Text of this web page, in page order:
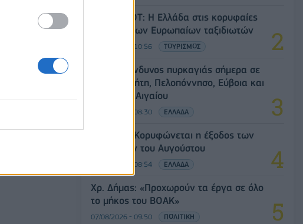
Έρευνα ΕΟΤ: Η Ελλάδα στις κορυφαίες
επιλογές των Ευρωπαίων ταξιδιωτών
07/08/2026 - 10:56 ΤΟΥΡΙΣΜΟΣ
Υψηλός κίνδυνος πυρκαγιάς σήμερα σε
Αττική, Κρήτη, Πελοπόννησο, Εύβοια και
νησιά του Αιγαίου
07/08/2026 - 08:30 ΕΛΛΑΔΑ
Πειραιάς: Κορυφώνεται η έξοδος των
αδειούχων του Αυγούστου
07/08/2026 - 08:54 ΕΛΛΑΔΑ
Χρ. Δήμας: «Προχωρούν τα έργα σε όλο
το μήκος του ΒΟΑΚ»
07/08/2026 - 09:50 ΠΟΛΙΤΙΚΗ